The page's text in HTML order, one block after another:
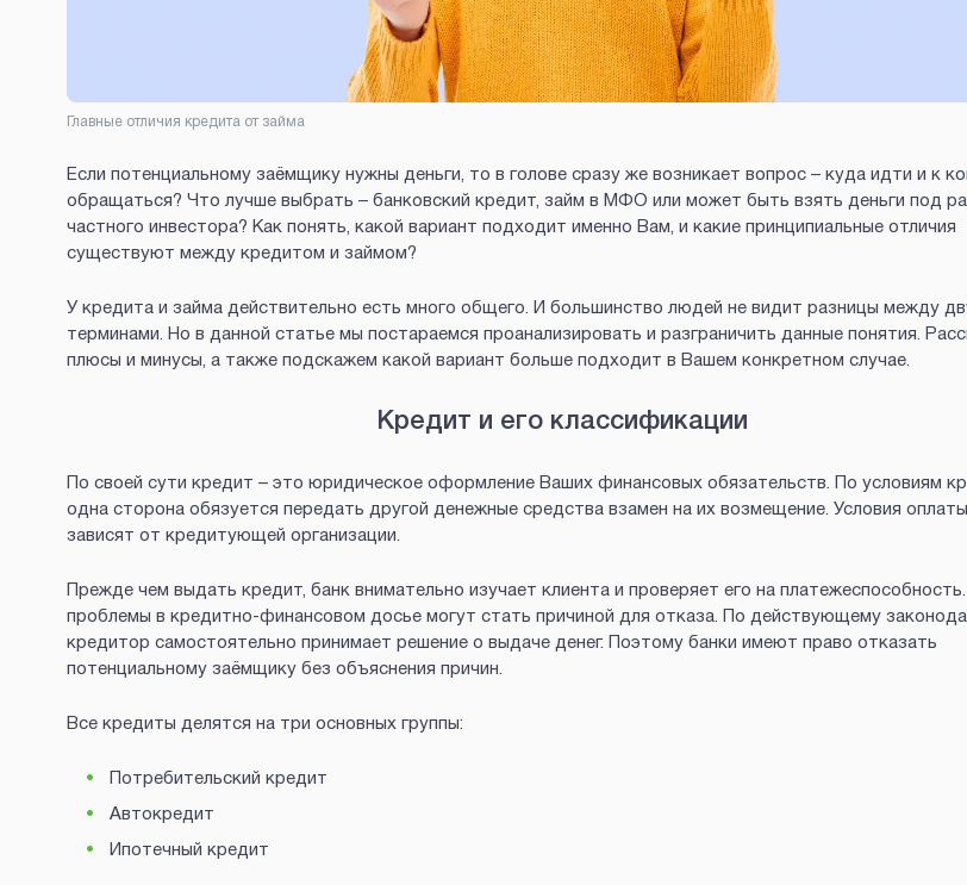
Главные отличия кредита от займа
Если потенциальному заёмщику нужны деньги, то в голове сразу же возникает вопрос – куда идти и к
обращаться? Что лучше выбрать – банковский кредит, займ в МФО или может быть взять деньги под
частного инвестора? Как понять, какой вариант подходит именно Вам, и какие принципиальные отличия
существуют между кредитом и займом?
У кредита и займа действительно есть много общего. И большинство людей не видит разницы между
терминами. Но в данной статье мы постараемся проанализировать и разграничить данные понятия.
плюсы и минусы, а также подскажем какой вариант больше подходит в Вашем конкретном случае.
Кредит и его классификации
По своей сути кредит – это юридическое оформление Ваших финансовых обязательств. По условиям
одна сторона обязуется передать другой денежные средства взамен на их возмещение. Условия
зависят от кредитующей организации.
Прежде чем выдать кредит, банк внимательно изучает клиента и проверяет его на
проблемы в кредитно-финансовом досье могут стать причиной для отказа. По действующему
кредитор самостоятельно принимает решение о выдаче денег. Поэтому банки имеют право отказать
потенциальному заёмщику без объяснения причин.
Все кредиты делятся на три основных группы:
Потребительский кредит
Автокредит
Ипотечный кредит